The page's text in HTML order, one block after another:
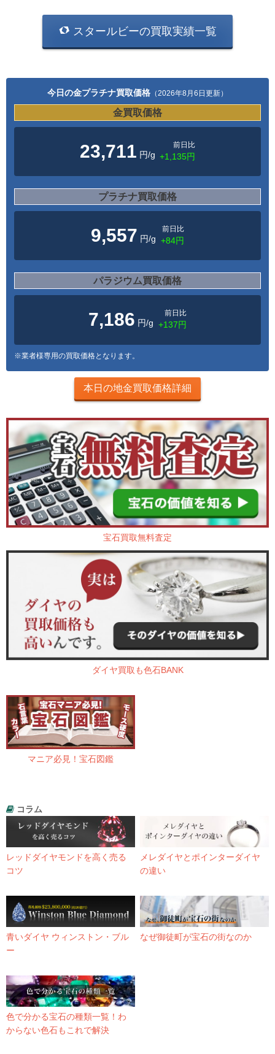
スタールビーの買取実績一覧
今日の金プラチナ買取価格 （2026年8月6日更新）
金買取価格
23,711 円/g
前日比
+1,135円
プラチナ買取価格
9,557 円/g
前日比
+84円
パラジウム買取価格
7,186 円/g
前日比
+137円
※業者様専用の買取価格となります。
本日の地金買取価格詳細
宝石買取無料査定
ダイヤ買取も色石BANK
マニア必見！宝石図鑑
コラム
レッドダイヤモンドを高く売る
コツ
メレダイヤとポインターダイヤ
の違い
青いダイヤ ウィンストン・ブル
ー
なぜ御徒町が宝石の街なのか
色で分かる宝石の種類一覧！わ
からない色石もこれで解決